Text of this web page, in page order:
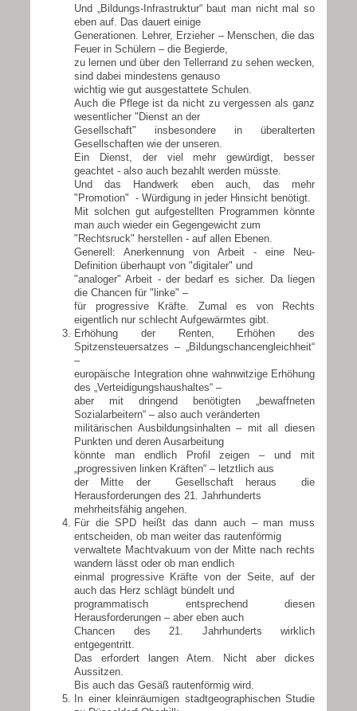
Und „Bildungs-Infrastruktur“ baut man nicht mal so
eben auf. Das dauert einige
Generationen. Lehrer, Erzieher – Menschen, die das
Feuer in Schülern – die Begierde,
zu lernen und über den Tellerrand zu sehen wecken,
sind dabei mindestens genauso
wichtig wie gut ausgestattete Schulen.
Auch die Pflege ist da nicht zu vergessen als ganz
wesentlicher "Dienst an der
Gesellschaft" insbesondere in überalterten
Gesellschaften wie der unseren.
Ein Dienst, der viel mehr gewürdigt, besser
geachtet - also auch bezahlt werden müsste.
Und das Handwerk eben auch, das mehr
"Promotion" - Würdigung in jeder Hinsicht benötigt.
Mit solchen gut aufgestellten Programmen könnte
man auch wieder ein Gegengewicht zum
"Rechtsruck" herstellen - auf allen Ebenen.
Generell: Anerkennung von Arbeit - eine Neu-
Definition überhaupt von "digitaler" und
"analoger" Arbeit - der bedarf es sicher. Da liegen
die Chancen für "linke" –
für progressive Kräfte. Zumal es von Rechts
eigentlich nur schlecht Aufgewärmtes gibt.
Erhöhung der Renten, Erhöhen des
Spitzensteuersatzes – „Bildungschancengleichheit“
–
europäische Integration ohne wahnwitzige Erhöhung
des „Verteidigungshaushaltes“ –
aber mit dringend benötigten „bewaffneten
Sozialarbeitern“ – also auch veränderten
militärischen Ausbildungsinhalten – mit all diesen
Punkten und deren Ausarbeitung
könnte man endlich Profil zeigen – und mit
„progressiven linken Kräften“ – letztlich aus
der Mitte der Gesellschaft heraus die
Herausforderungen des 21. Jahrhunderts
mehrheitsfähig angehen.
Für die SPD heißt das dann auch – man muss
entscheiden, ob man weiter das rautenförmig
verwaltete Machtvakuum von der Mitte nach rechts
wandern lässt oder ob man endlich
einmal progressive Kräfte von der Seite, auf der
auch das Herz schlägt bündelt und
programmatisch entsprechend diesen
Herausforderungen – aber eben auch
Chancen des 21. Jahrhunderts wirklich
entgegentritt.
Das erfordert langen Atem. Nicht aber dickes
Aussitzen.
Bis auch das Gesäß rautenförmig wird.
In einer kleinräumigen stadtgeographischen Studie